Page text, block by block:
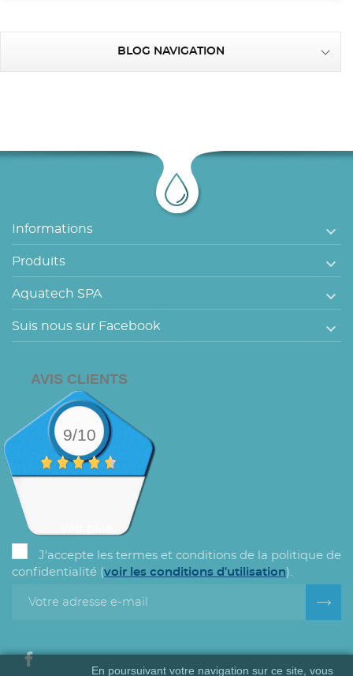
BLOG NAVIGATION
Informations 
Produits 
Aquatech SPA 
Suis nous sur Facebook 
En poursuivant votre navigation sur ce site, vous
AVIS CLIENTS
9/10
J'accepte les termes et conditions de la politique de
confidentialité (voir les conditions d'utilisation).